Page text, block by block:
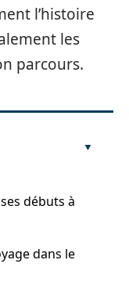
l’histoire
les
parcours.
débuts à
dans le